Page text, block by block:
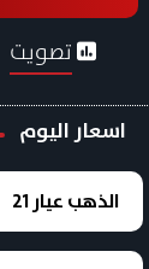
تصويت
اسعار اليوم
الذهب عيار 21